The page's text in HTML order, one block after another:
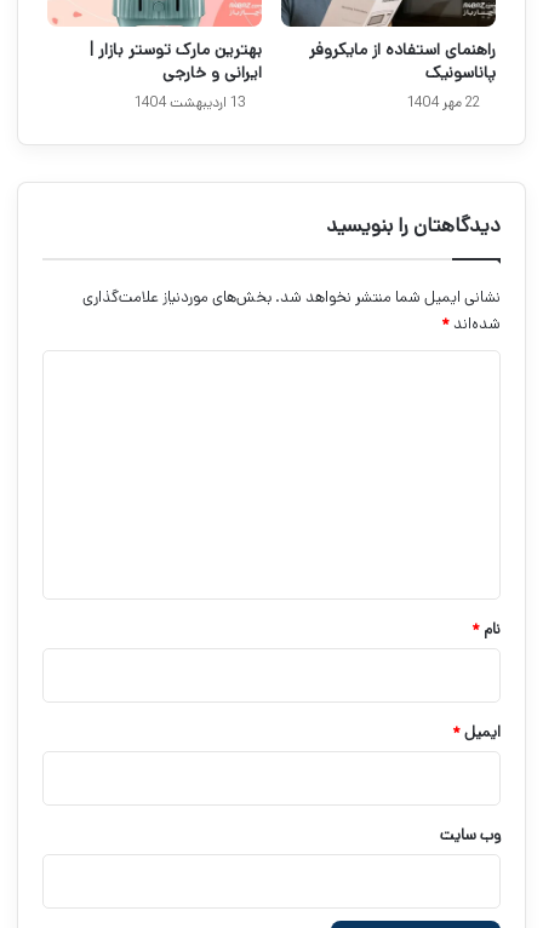
راهنمای استفاده از مایکروفر
پاناسونیک
22 مهر 1404
بهترین مارک توستر بازار |
ایرانی و خارجی
13 اردیبهشت 1404
دیدگاهتان را بنویسید
نشانی ایمیل شما منتشر نخواهد شد. بخش‌های موردنیاز علامت‌گذاری
شده‌اند *
نام *
ایمیل*
وب‌ سایت